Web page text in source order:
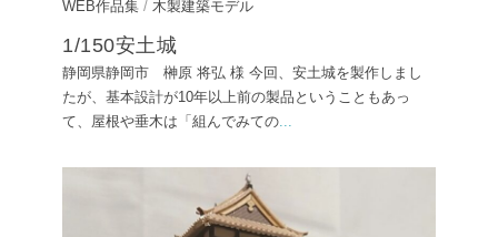
WEB作品集 / 木製建築モデル
1/150安土城
静岡県静岡市 榊原 将弘 様 今回、安土城を製作しまし
たが、基本設計が10年以上前の製品ということもあっ
て、屋根や垂木は「組んでみての